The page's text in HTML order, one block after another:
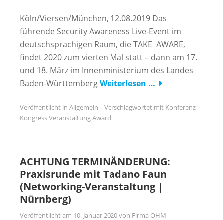
Köln/Viersen/München, 12.08.2019 Das
führende Security Awareness Live-Event im
deutschsprachigen Raum, die TAKE AWARE,
findet 2020 zum vierten Mal statt – dann am 17.
und 18. März im Innenministerium des Landes
Baden-WürttembergWeiterlesen …
Veröffentlicht in Allgemein Verschlagwortet mit Konferenz
Kongress Veranstaltung Award
ACHTUNG TERMINÄNDERUNG:
Praxisrunde mit Tadano Faun
(Networking-Veranstaltung |
Nürnberg)
Veröffentlicht am 10. Januar 2020von Firma OHM